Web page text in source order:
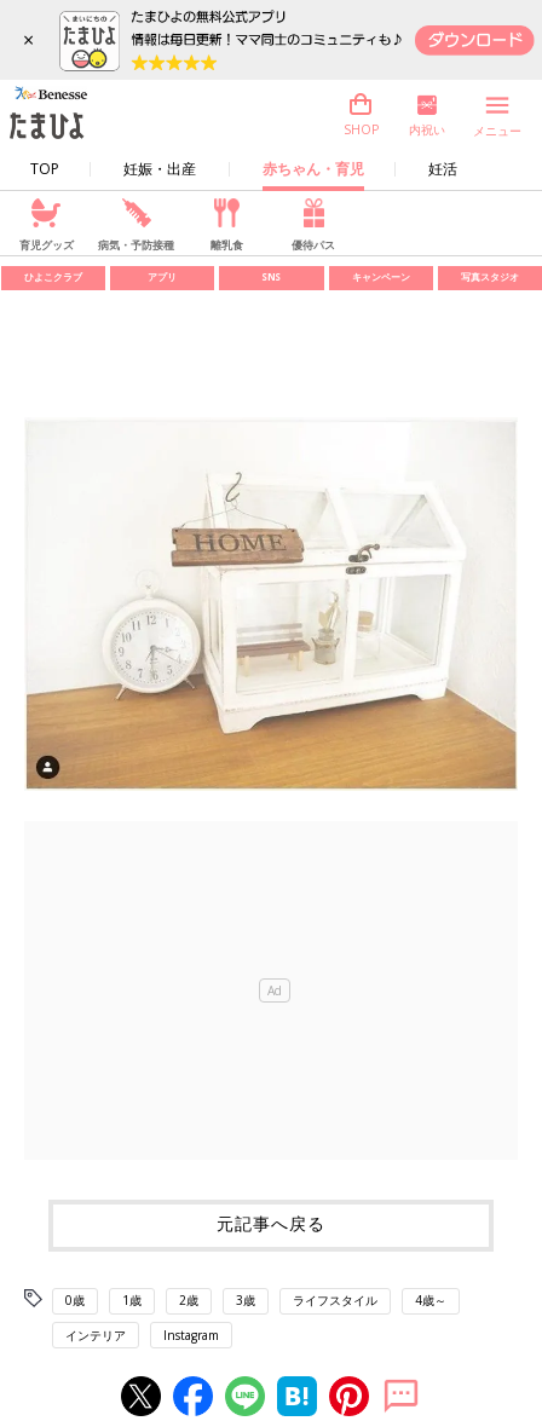
×
TOP 妊娠・出産 赤ちゃん・育児 妊活
SHOP 内祝い メニュー
育児グッズ 病気・予防接種 離乳食 優待パス
ひよこクラブ アプリ SNS キャンペーン 写真スタジオ
元記事へ戻る
0歳 1歳 2歳 3歳 ライフスタイル 4歳～
インテリア Instagram